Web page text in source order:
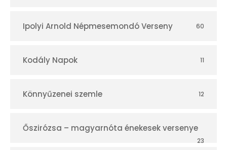
Ipolyi Arnold Népmesemondó Verseny 60
Kodály Napok 11
Könnyűzenei szemle 12
Őszirózsa – magyarnóta énekesek versenye
23